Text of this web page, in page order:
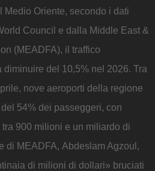
Medio Oriente, secondo i dati
Council e dalla Middle East &
(MEADFA), il traffico
diminuire del 10,5% nel 2026. Tra
nove aeroporti della regione
54% dei passeggeri, con
900 milioni e un miliardo di
di MEADFA, Abdeslam Agzoul,
di milioni di dollari» bruciati